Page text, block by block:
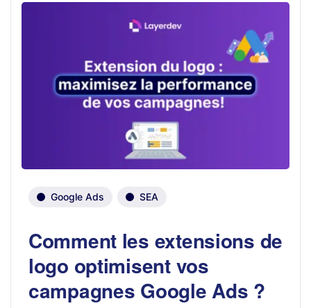
Google Ads SEA
Comment les extensions de
logo optimisent vos
campagnes Google Ads ?